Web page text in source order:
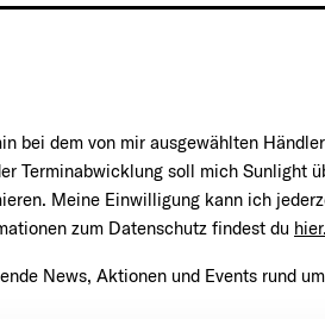
bei dem von mir ausgewählten Händler
Terminabwicklung soll mich Sunlight
Meine Einwilligung kann ich
zum Datenschutz findest du hier.
News, Aktionen und Events rund